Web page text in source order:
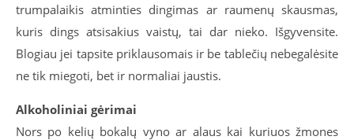
trumpalaikis atminties dingimas ar raumenų skausmas,
kuris dings atsisakius vaistų, tai dar nieko. Išgyvensite.
Blogiau jei tapsite priklausomais ir be tablečių nebegalėsite
ne tik miegoti, bet ir normaliai jaustis.
Alkoholiniai gėrimai
Nors po kelių bokalų vyno ar alaus kai kuriuos žmones